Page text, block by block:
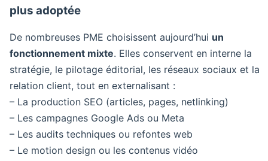
plus adoptée
De nombreuses PME choisissent aujourd’hui un
fonctionnement mixte. Elles conservent en interne la
stratégie, le pilotage éditorial, les réseaux sociaux et la
relation client, tout en externalisant :
– La production SEO (articles, pages, netlinking)
– Les campagnes Google Ads ou Meta
– Les audits techniques ou refontes web
– Le motion design ou les contenus vidéo